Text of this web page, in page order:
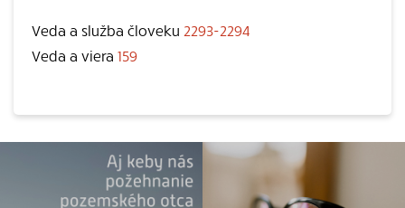
Veda a služba človeku 2293-2294
Veda a viera 159